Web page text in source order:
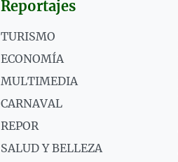
Reportajes
TURISMO
ECONOMÍA
MULTIMEDIA
CARNAVAL
REPOR
SALUD Y BELLEZA